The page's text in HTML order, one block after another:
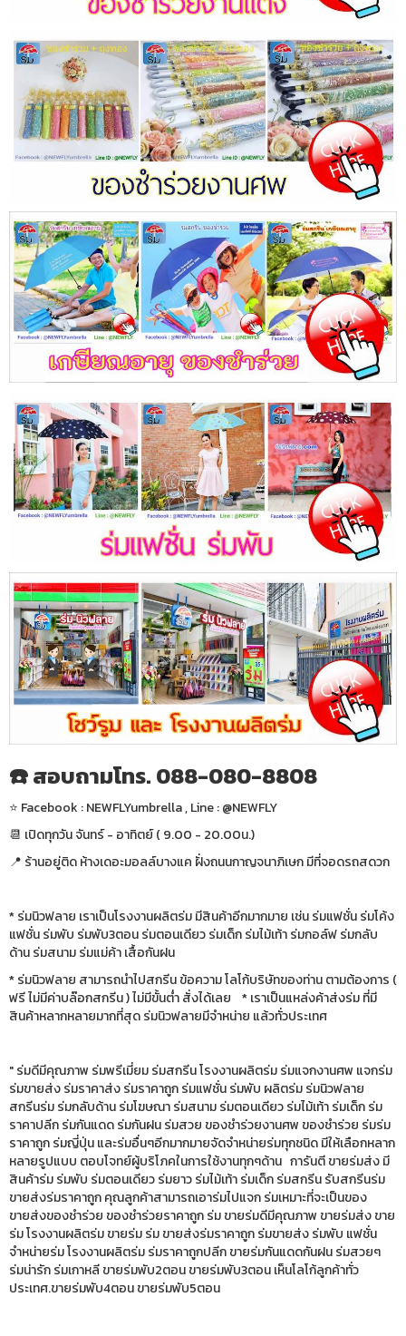
☎️ สอบถามโทร. 088-080-8808
⭐️ Facebook : NEWFLYumbrella , Line : @NEWFLY
📆 เปิดทุกวัน จันทร์ - อาทิตย์ ( 9.00 - 20.00น.)
📍 ร้านอยู่ติด ห้างเดอะมอลล์บางแค ฝั่งถนนกาญจนาภิเษก มีที่จอดรถสดวก
* ร่มนิวฟลาย เราเป็นโรงงานผลิตร่ม มีสินค้าอีกมากมาย เช่น ร่มแฟชั่น ร่มโค้ง
แฟชั่น ร่มพับ ร่มพับ3ตอน ร่มตอนเดียว ร่มเด็ก ร่มไม้เท้า ร่มกอล์ฟ ร่มกลับ
ด้าน ร่มสนาม ร่มแม่ค้า เสื้อกันฝน
* ร่มนิวฟลาย สามารถนำไปสกรีน ข้อความ โลโก้บริษัทของท่าน ตามต้องการ (
ฟรี ไม่มีค่าบล๊อกสกรีน ) ไม่มีขั้นต่ำ สั่งได้เลย * เราเป็นแหล่งค้าส่งร่ม ที่มี
สินค้าหลากหลายมากที่สุด ร่มนิวฟลายมีจำหน่าย แล้วทั่วประเทศ
" ร่มดีมีคุณภาพ ร่มพรีเมี่ยม ร่มสกรีน โรงงานผลิตร่ม ร่มแจกงานศพ แจกร่ม
ร่มขายส่ง ร่มราคาส่ง ร่มราคาถูก ร่มแฟชั่น ร่มพับ ผลิตร่ม ร่มนิวฟลาย
สกรีนร่ม ร่มกลับด้าน ร่มโฆษณา ร่มสนาม ร่มตอนเดียว ร่มไม้เท้า ร่มเด็ก ร่ม
ราคาปลีก ร่มกันแดด ร่มกันฝน ร่มสวย ของชำร่วยงานศพ ของชำร่วย ร่มร่ม
ราคาถูก ร่มญี่ปุ่น และร่มอื่นๆอีกมากมายจัดจำหน่ายร่มทุกชนิด มีให้เลือกหลาก
หลายรูปแบบ ตอบโจทย์ผู้บริโภคในการใช้งานทุกๆด้าน การันตี ขายร่มส่ง มี
สินค้าร่ม ร่มพับ ร่มตอนเดียว ร่มยาว ร่มไม้เท้า ร่มเด็ก ร่มสกรีน รับสกรีนร่ม
ขายส่งร่มราคาถูก คุณลูกค้าสามารถเอาร่มไปแจก ร่มเหมาะที่จะเป็นของ
ขายส่งของชำร่วย ของชำร่วยราคาถูก ร่ม ขายร่มดีมีคุณภาพ ขายร่มส่ง ขาย
ร่ม โรงงานผลิตร่ม ขายร่ม ร่ม ขายส่งร่มราคาถูก ร่มขายส่ง ร่มพับ แฟชั่น
จำหน่ายร่ม โรงงานผลิตร่ม ร่มราคาถูกปลีก ขายร่มกันแดดกันฝน ร่มสวยๆ
ร่มน่ารัก ร่มเกาหลี ขายร่มพับ2ตอน ขายร่มพับ3ตอน เห็นโลโก้ลูกค้าทั่ว
ประเทศ.ขายร่มพับ4ตอน ขายร่มพับ5ตอน